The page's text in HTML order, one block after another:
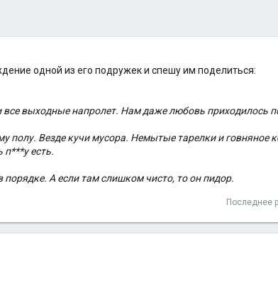
одной из его подружек и спешу им поделиться:
выходные напролет. Нам даже любовь приходилось
Везде кучи мусора. Немытые тарелки и говняное
п***у есть.
порядке. А если там слишком чисто, то он пидор.
Последнее